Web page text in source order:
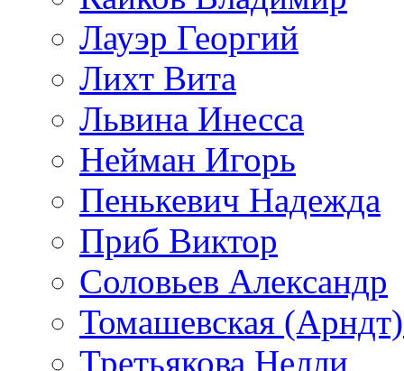
Лауэр Георгий
Лихт Вита
Львина Инесса
Нейман Игорь
Пенькевич Надежда
Приб Виктор
Соловьев Александр
Томашевская
Третьякова Нелли